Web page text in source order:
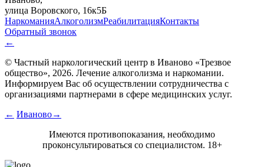
улица Воровского, 16к5Б
НаркоманияАлкоголизмРеабилитацияКонтакты
Обратный звонок
←
© Частный наркологический центр в Иваново «Трезвое
общество», 2026. Лечение алкоголизма и наркомании.
Информируем Вас об осуществлении сотрудничества с
организациями партнерами в сфере медицинских услуг.
← Иваново→
Имеются противопоказания, необходимо
проконсультироваться со специалистом. 18+